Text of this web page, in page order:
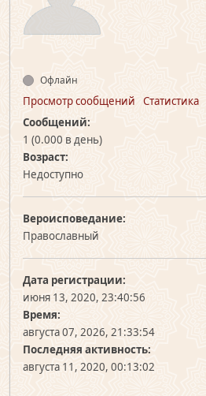
Офлайн
Просмотр сообщений
Статистика
Сообщений:
1 (0.000 в день)
Возраст:
Недоступно
Вероисповедание:
Православный
Дата регистрации:
июня 13, 2020, 23:40:56
Время:
августа 07, 2026, 21:33:54
Последняя активность:
августа 11, 2020, 00:13:02